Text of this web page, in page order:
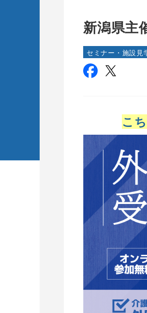
新潟県主
セミナー・施設見
こ